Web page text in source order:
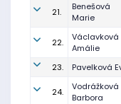
21.
Benešová
Marie
22.
Václavková
Amálie
23. Pavelková
24.
Vodrážková
Barbora